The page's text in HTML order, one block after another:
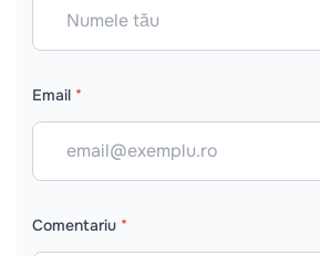
Email *
Comentariu *